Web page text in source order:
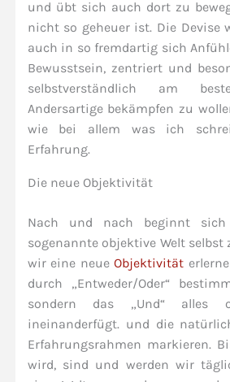
und übt sich auch dort zu
nicht so geheuer ist. Die Devise
auch in so fremdartig sich
Bewusstsein, zentriert und
selbstverständlich am
Andersartige bekämpfen zu
wie bei allem was ich
Erfahrung.
Die neue Objektivität
Nach und nach beginnt
sogenannte objektive Welt selbst
wir eine neueObjektivität
durch „Entweder/Oder“
sondern das „Und“ alles
ineinanderfügt. und die
Erfahrungsrahmen markieren.
wird, sind und werden wir